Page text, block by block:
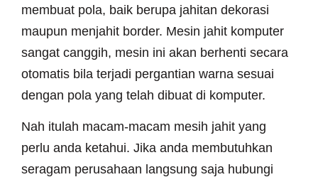
membuat pola, baik berupa jahitan dekorasi
maupun menjahit border. Mesin jahit komputer
sangat canggih, mesin ini akan berhenti secara
otomatis bila terjadi pergantian warna sesuai
dengan pola yang telah dibuat di komputer.
Nah itulah macam-macam mesih jahit yang
perlu anda ketahui. Jika anda membutuhkan
seragam perusahaan langsung saja hubungi